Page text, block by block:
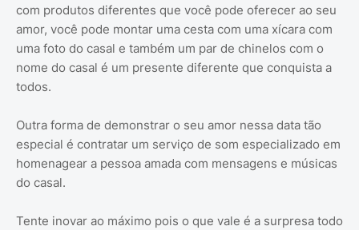
com produtos diferentes que você pode oferecer ao seu
amor, você pode montar uma cesta com uma xícara com
uma foto do casal e também um par de chinelos com o
nome do casal é um presente diferente que conquista a
todos.
Outra forma de demonstrar o seu amor nessa data tão
especial é contratar um serviço de som especializado em
homenagear a pessoa amada com mensagens e músicas
do casal.
Tente inovar ao máximo pois o que vale é a surpresa todo